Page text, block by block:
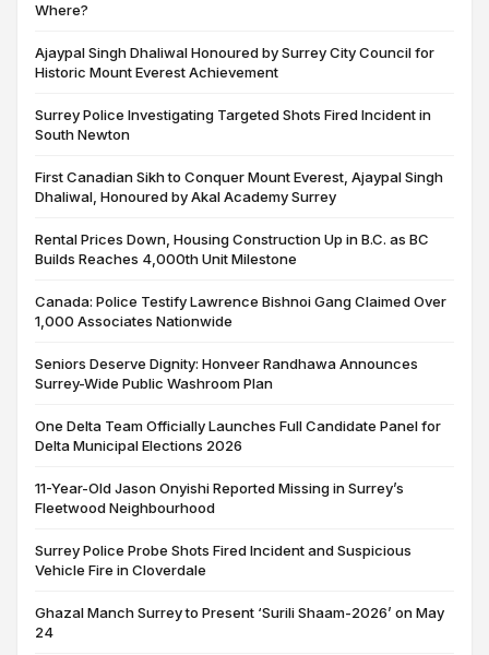
Where?
Ajaypal Singh Dhaliwal Honoured by Surrey City Council for
Historic Mount Everest Achievement
Surrey Police Investigating Targeted Shots Fired Incident in
South Newton
First Canadian Sikh to Conquer Mount Everest, Ajaypal Singh
Dhaliwal, Honoured by Akal Academy Surrey
Rental Prices Down, Housing Construction Up in B.C. as BC
Builds Reaches 4,000th Unit Milestone
Canada: Police Testify Lawrence Bishnoi Gang Claimed Over
1,000 Associates Nationwide
Seniors Deserve Dignity: Honveer Randhawa Announces
Surrey-Wide Public Washroom Plan
One Delta Team Officially Launches Full Candidate Panel for
Delta Municipal Elections 2026
11-Year-Old Jason Onyishi Reported Missing in Surrey’s
Fleetwood Neighbourhood
Surrey Police Probe Shots Fired Incident and Suspicious
Vehicle Fire in Cloverdale
Ghazal Manch Surrey to Present ‘Surili Shaam-2026’ on May
24